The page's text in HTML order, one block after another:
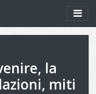
la
miti